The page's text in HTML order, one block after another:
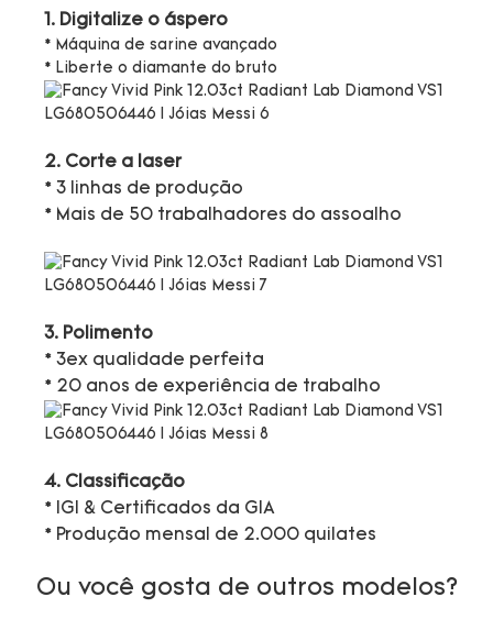
1. Digitalize o áspero
* Máquina de sarine avançado
* Liberte o diamante do bruto
2. Corte a laser
* 3 linhas de produção
* Mais de 50 trabalhadores do assoalho
3. Polimento
* 3ex qualidade perfeita
* 20 anos de experiência de trabalho
4. Classificação
* IGI & Certificados da GIA
* Produção mensal de 2.000 quilates
Ou você gosta de outros modelos?